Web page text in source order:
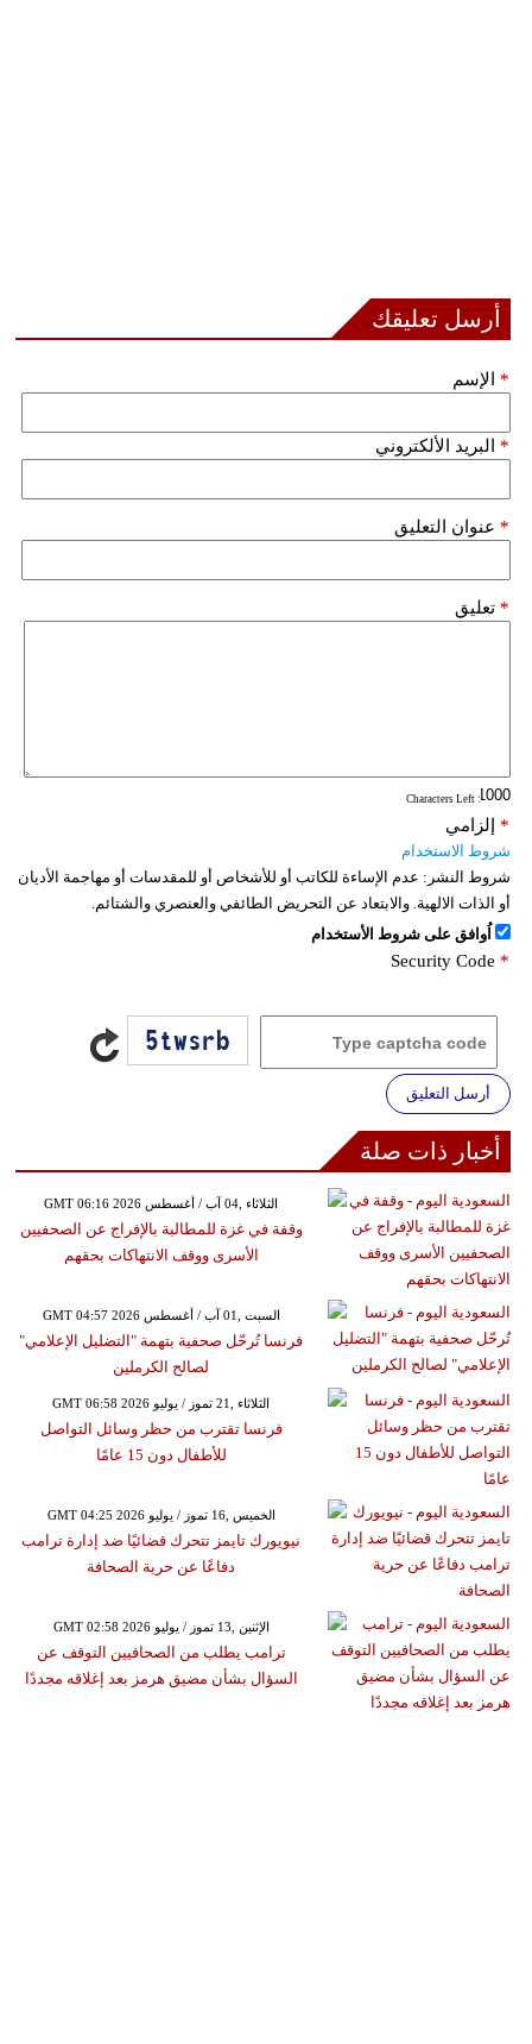
أرسل تعليقك
الإسم *
البريد الألكتروني *
عنوان التعليق *
تعليق *
: Characters Left
إلزامي *
شروط الاستخدام
شروط النشر: عدم الإساءة للكاتب أو للأشخاص أو للمقدسات أو مهاجمة الأديان
أو الذات الالهية. والابتعاد عن التحريض الطائفي والعنصري والشتائم.
اُوافق على شروط الأستخدام
Security Code *
أرسل التعليق
أخبار ذات صلة
GMT 06:16 2026 الثلاثاء ,04 آب / أغسطس
وقفة في غزة للمطالبة بالإفراج عن الصحفيين
الأسرى ووقف الانتهاكات بحقهم
GMT 04:57 2026 السبت ,01 آب / أغسطس
فرنسا تُرحّل صحفية بتهمة "التضليل الإعلامي"
لصالح الكرملين
GMT 06:58 2026 الثلاثاء ,21 تموز / يوليو
فرنسا تقترب من حظر وسائل التواصل
للأطفال دون 15 عامًا
GMT 04:25 2026 الخميس ,16 تموز / يوليو
نيويورك تايمز تتحرك قضائيًا ضد إدارة ترامب
دفاعًا عن حرية الصحافة
GMT 02:58 2026 الإثنين ,13 تموز / يوليو
ترامب يطلب من الصحافيين التوقف عن
السؤال بشأن مضيق هرمز بعد إغلاقه مجددًا